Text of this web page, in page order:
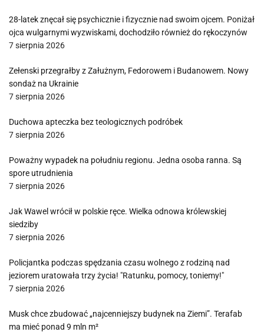
28-latek znęcał się psychicznie i fizycznie nad swoim ojcem. Poniżał
ojca wulgarnymi wyzwiskami, dochodziło również do rękoczynów
7 sierpnia 2026
Zełenski przegrałby z Załużnym, Fedorowem i Budanowem. Nowy
sondaż na Ukrainie
7 sierpnia 2026
Duchowa apteczka bez teologicznych podróbek
7 sierpnia 2026
Poważny wypadek na południu regionu. Jedna osoba ranna. Są
spore utrudnienia
7 sierpnia 2026
Jak Wawel wrócił w polskie ręce. Wielka odnowa królewskiej
siedziby
7 sierpnia 2026
Policjantka podczas spędzania czasu wolnego z rodziną nad
jeziorem uratowała trzy życia! "Ratunku, pomocy, toniemy!"
7 sierpnia 2026
Musk chce zbudować „najcenniejszy budynek na Ziemi”. Terafab
ma mieć ponad 9 mln m²